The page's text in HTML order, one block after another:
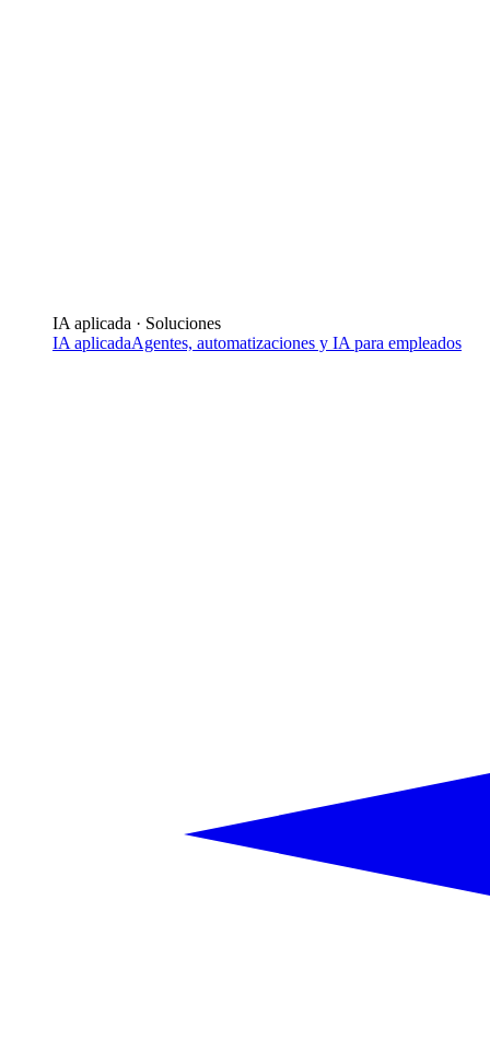
IA aplicada · Soluciones
IA aplicadaAgentes, automatizaciones y IA para empleados